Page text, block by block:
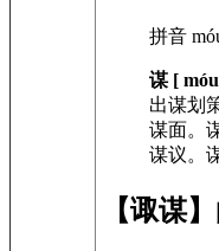
拼音
谋 [
出谋划
谋面。
谋议。
【诹谋